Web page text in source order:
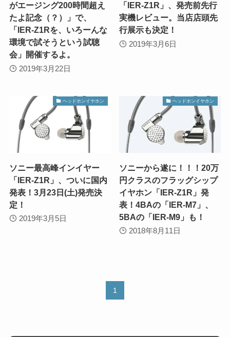
がエージング200時間超え
たよ記念（？）」で、
「IER-Z1Rを、いろーんな
環境で試そうという試聴
会」開催するよ。
2019年3月22日
「IER-Z1R」、発売前先行
実機レビュー。当店店頭先
行展示も決定！
2019年3月6日
ヘッドホンイヤホン
ソニー最高峰インイヤー
「IER-Z1R」、ついに国内
発表！3月23日(土)発売決
定！
2019年3月5日
ヘッドホンイヤホン
ソニーから遂に！！！20万
円クラスのフラッグシップ
イヤホン「IER-Z1R」発
表！4BAの「IER-M7」、
5BAの「IER-M9」も！
2018年8月11日
1